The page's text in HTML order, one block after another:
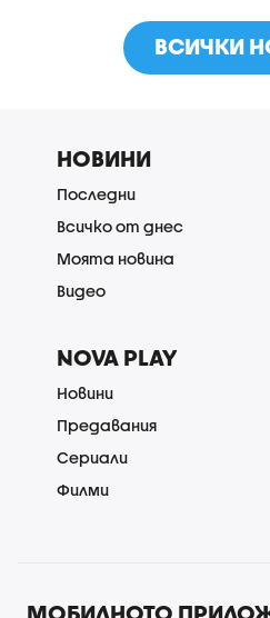
ВСИЧКИ
НОВИНИ
Последни
Всичко от днес
Моята новина
Видео
NOVA PLAY
Новини
Предавания
Сериали
Филми
МОБИЛНОТО